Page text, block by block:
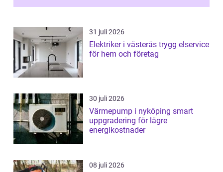
...
31 juli 2026
Elektriker i västerås trygg elservice
för hem och företag
30 juli 2026
Värmepump i nyköping smart
uppgradering för lägre
energikostnader
08 juli 2026